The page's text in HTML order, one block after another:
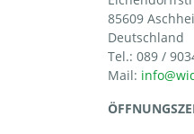
85609
Deutschland
Tel.: 089 /
Mail: